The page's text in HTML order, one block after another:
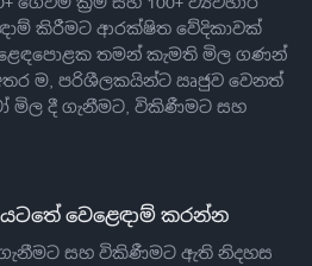
කිරීමට ආරක්ෂිත වේදිකාවක්
තමන් කැමති මිල ගණන්
ම, පරිශීලකයින්ට ඍජුව වෙනත්
මිල දී ගැනීමට, විකිණීමට සහ
වෙළෙඳාම් කරන්න
සහ විකිණීමට ඇති නිදහස